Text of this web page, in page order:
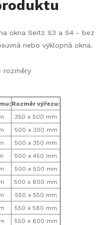
okna Seitz S3 a S4 - bez
nebo výklopná okna.
rozměry
Rozměr výřezu:
350 x 500 mm
500 x 300 mm
500 x 350 mm
500 x 450 mm
500 x 500 mm
500 x 600 mm
550 x 550 mm
550 x 580 mm
550 x 600 mm